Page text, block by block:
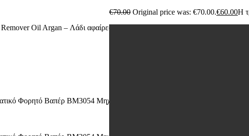
€70.00 Original price was: €70.00.€60.00Η